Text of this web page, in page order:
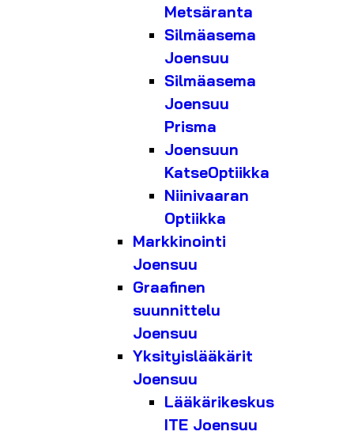
Metsäranta
Silmäasema
Joensuu
Silmäasema
Joensuu
Prisma
Joensuun
KatseOptiikka
Niinivaaran
Optiikka
Markkinointi
Joensuu
Graafinen
suunnittelu
Joensuu
Yksityislääkärit
Joensuu
Lääkärikeskus
ITE Joensuu